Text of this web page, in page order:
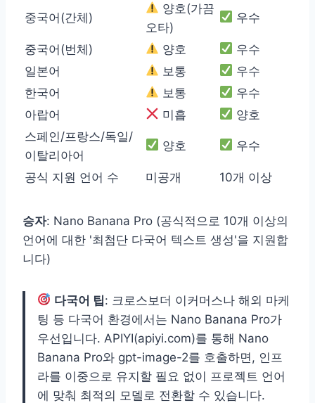
중국어(간체)
양호(가끔
오타)
우수
중국어(번체) 양호
우수
일본어
보통
우수
한국어
보통
우수
아랍어
미흡
양호
스페인/프랑스/독일/
이탈리아어
양호 우수
공식 지원 언어 수 미공개 10개 이상
승자: Nano Banana Pro (공식적으로 10개 이상의
언어에 대한 '최첨단 다국어 텍스트 생성'을 지원합
니다)
다국어 팁: 크로스보더 이커머스나 해외 마케
팅 등 다국어 환경에서는 Nano Banana Pro가
우선입니다. APIYI(apiyi.com)를 통해 Nano
Banana Pro와 gpt-image-2를 호출하면, 인프
라를 이중으로 유지할 필요 없이 프로젝트 언어
에 맞춰 최적의 모델로 전환할 수 있습니다.